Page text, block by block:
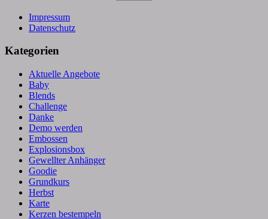
Impressum
Datenschutz
Kategorien
Aktuelle Angebote
Baby
Blends
Challenge
Danke
Demo werden
Embossen
Explosionsbox
Gewellter Anhänger
Goodie
Grundkurs
Herbst
Karte
Kerzen bestempeln